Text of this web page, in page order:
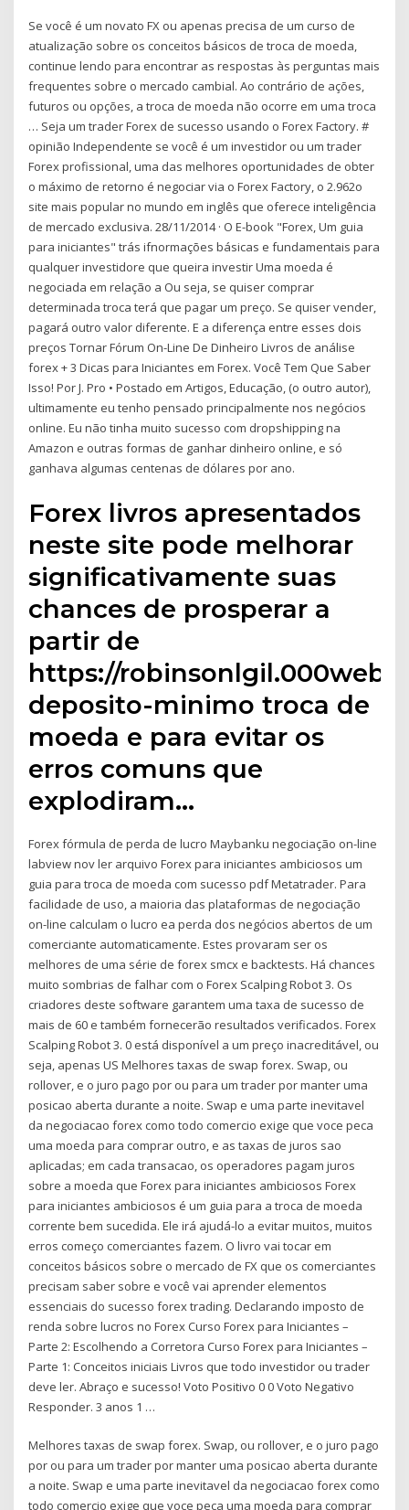
Se você é um novato FX ou apenas precisa de um curso de
atualização sobre os conceitos básicos de troca de moeda,
continue lendo para encontrar as respostas às perguntas mais
frequentes sobre o mercado cambial. Ao contrário de ações,
futuros ou opções, a troca de moeda não ocorre em uma troca
… Seja um trader Forex de sucesso usando o Forex Factory. #
opinião Independente se você é um investidor ou um trader
Forex profissional, uma das melhores oportunidades de obter
o máximo de retorno é negociar via o Forex Factory, o 2.962o
site mais popular no mundo em inglês que oferece inteligência
de mercado exclusiva. 28/11/2014 · O E-book "Forex, Um guia
para iniciantes" trás ifnormações básicas e fundamentais para
qualquer investidore que queira investir Uma moeda é
negociada em relação a Ou seja, se quiser comprar
determinada troca terá que pagar um preço. Se quiser vender,
pagará outro valor diferente. E a diferença entre esses dois
preços Tornar Fórum On-Line De Dinheiro Livros de análise
forex + 3 Dicas para Iniciantes em Forex. Você Tem Que Saber
Isso! Por J. Pro • Postado em Artigos, Educação, (o outro autor),
ultimamente eu tenho pensado principalmente nos negócios
online. Eu não tinha muito sucesso com dropshipping na
Amazon e outras formas de ganhar dinheiro online, e só
ganhava algumas centenas de dólares por ano.
Forex livros apresentados
neste site pode melhorar
significativamente suas
chances de prosperar a
partir de
https://
deposito-minimo troca de
moeda e para evitar os
erros comuns que
explodiram…
Forex fórmula de perda de lucro Maybanku negociação on-line
labview nov ler arquivo Forex para iniciantes ambiciosos um
guia para troca de moeda com sucesso pdf Metatrader. Para
facilidade de uso, a maioria das plataformas de negociação
on-line calculam o lucro ea perda dos negócios abertos de um
comerciante automaticamente. Estes provaram ser os
melhores de uma série de forex smcx e backtests. Há chances
muito sombrias de falhar com o Forex Scalping Robot 3. Os
criadores deste software garantem uma taxa de sucesso de
mais de 60 e também fornecerão resultados verificados. Forex
Scalping Robot 3. 0 está disponível a um preço inacreditável, ou
seja, apenas US Melhores taxas de swap forex. Swap, ou
rollover, e o juro pago por ou para um trader por manter uma
posicao aberta durante a noite. Swap e uma parte inevitavel
da negociacao forex como todo comercio exige que voce peca
uma moeda para comprar outro, e as taxas de juros sao
aplicadas; em cada transacao, os operadores pagam juros
sobre a moeda que Forex para iniciantes ambiciosos Forex
para iniciantes ambiciosos é um guia para a troca de moeda
corrente bem sucedida. Ele irá ajudá-lo a evitar muitos, muitos
erros começo comerciantes fazem. O livro vai tocar em
conceitos básicos sobre o mercado de FX que os comerciantes
precisam saber sobre e você vai aprender elementos
essenciais do sucesso forex trading. Declarando imposto de
renda sobre lucros no Forex Curso Forex para Iniciantes –
Parte 2: Escolhendo a Corretora Curso Forex para Iniciantes –
Parte 1: Conceitos iniciais Livros que todo investidor ou trader
deve ler. Abraço e sucesso! Voto Positivo 0 0 Voto Negativo
Responder. 3 anos 1 …
Melhores taxas de swap forex. Swap, ou rollover, e o juro pago
por ou para um trader por manter uma posicao aberta durante
a noite. Swap e uma parte inevitavel da negociacao forex como
todo comercio exige que voce peca uma moeda para comprar